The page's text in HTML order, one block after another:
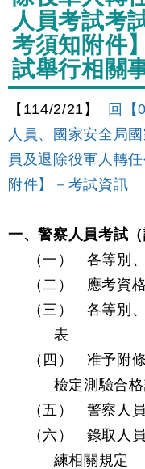
人員考試考
考須知附件
試舉行相關
【114/2/21】
回【
人員、國家安全局
員及退除役軍人轉
附件】－考試資訊
一、警察人員考試（
（一）
各等別
（二）
應考資
（三）
各等別
表
（四）
准予附
檢定測驗合格
（五）
警察人
（六）
錄取人
練相關規定